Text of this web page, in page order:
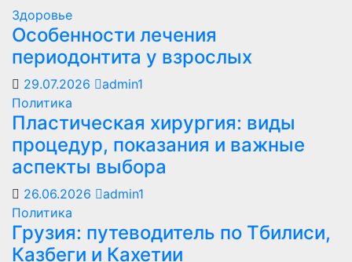
Здоровье
Особенности лечения
периодонтита у взрослых
29.07.2026
admin1
Политика
Пластическая хирургия: виды
процедур, показания и важные
аспекты выбора
26.06.2026
admin1
Политика
Грузия: путеводитель по Тбилиси,
Казбеги и Кахетии